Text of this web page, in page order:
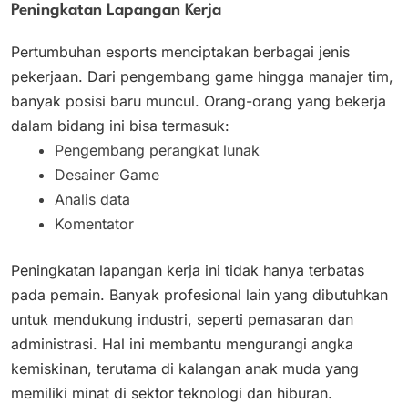
Peningkatan Lapangan Kerja
Pertumbuhan esports menciptakan berbagai jenis
pekerjaan. Dari pengembang game hingga manajer tim,
banyak posisi baru muncul. Orang-orang yang bekerja
dalam bidang ini bisa termasuk:
Pengembang perangkat lunak
Desainer Game
Analis data
Komentator
Peningkatan lapangan kerja ini tidak hanya terbatas
pada pemain. Banyak profesional lain yang dibutuhkan
untuk mendukung industri, seperti pemasaran dan
administrasi. Hal ini membantu mengurangi angka
kemiskinan, terutama di kalangan anak muda yang
memiliki minat di sektor teknologi dan hiburan.